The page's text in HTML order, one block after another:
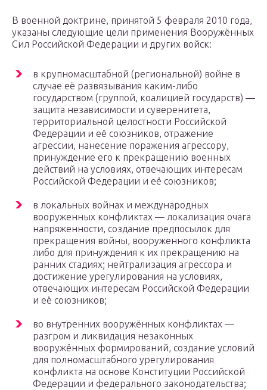
В военной доктрине, принятой 5 февраля 2010 года,
указаны следующие цели применения Вооружённых
Сил Российской Федерации и других войск:
в крупномасштабной (региональной) войне в
случае её развязывания каким-либо
государством (группой, коалицией государств) —
защита независимости и суверенитета,
территориальной целостности Российской
Федерации и её союзников, отражение
агрессии, нанесение поражения агрессору,
принуждение его к прекращению военных
действий на условиях, отвечающих интересам
Российской Федерации и её союзников;
в локальных войнах и международных
вооруженных конфликтах — локализация очага
напряженности, создание предпосылок для
прекращения войны, вооруженного конфликта
либо для принуждения к их прекращению на
ранних стадиях; нейтрализация агрессора и
достижение урегулирования на условиях,
отвечающих интересам Российской Федерации
и её союзников;
во внутренних вооружённых конфликтах —
разгром и ликвидация незаконных
вооружённых формирований, создание условий
для полномасштабного урегулирования
конфликта на основе Конституции Российской
Федерации и федерального законодательства;